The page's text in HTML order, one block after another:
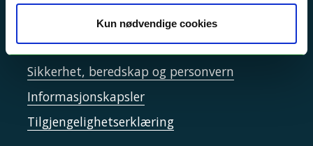
Kun nødvendige cookies
Driftsmeldinger
Personvern ved UiT
Sikkerhet, beredskap og personvern
Informasjonskapsler
Tilgjengelighetserklæring